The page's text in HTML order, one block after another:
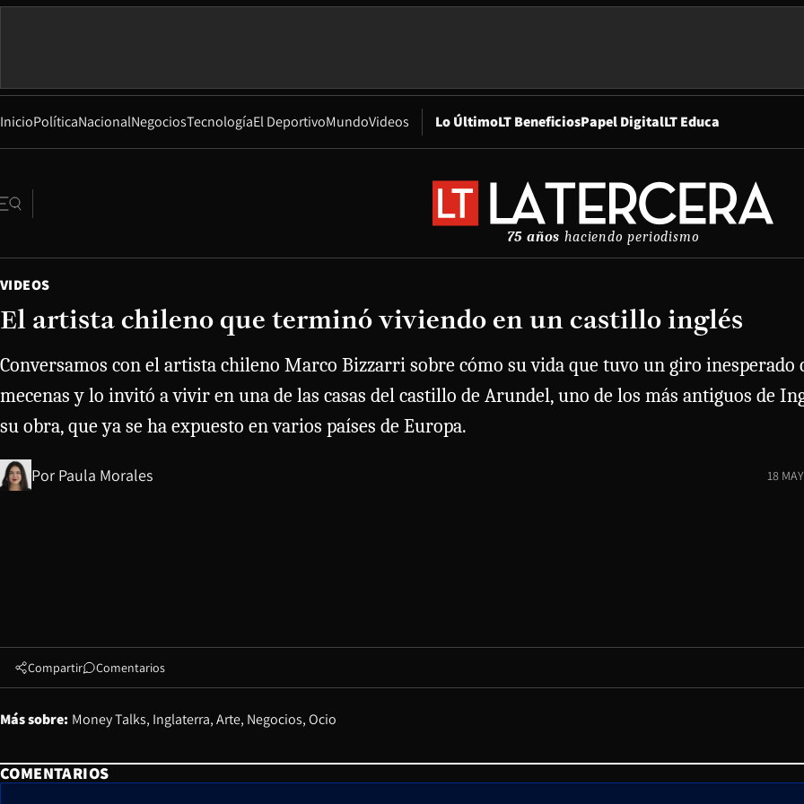
InicioPolíticaNacionalNegociosTecnologíaEl DeportivoMundoVideos Lo ÚltimoLT BeneficiosPapel DigitalOpens in new window
LT Educa
75 años haciendo periodismo
VIDEOS
El artista chileno que terminó viviendo en un castillo inglés
Conversamos con el artista chileno Marco Bizzarri sobre cómo su vida que tuvo un giro
mecenas y lo invitó a vivir en una de las casas del castillo de Arundel, uno de los más antiguos de
su obra, que ya se ha expuesto en varios países de Europa.
Por Paula Morales 18
Compartir Comentarios
Más sobre: Money Talks Inglaterra Arte Negocios Ocio
COMENTARIOS